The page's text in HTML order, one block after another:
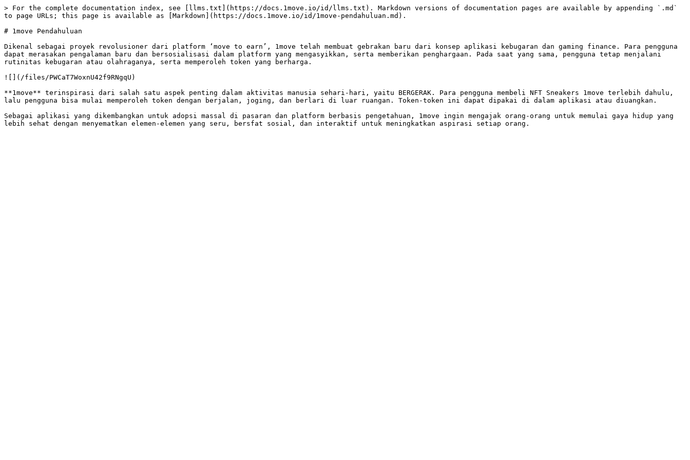
> For the complete documentation index, see [llms.txt](https://docs.1move.io/id/llms.txt). Markdown versions of documentation pages are available by appending `.md`
to page URLs; this page is available as [Markdown](https://docs.1move.io/id/1move-pendahuluan.md).
# 1move Pendahuluan
Dikenal sebagai proyek revolusioner dari platform ‘move to earn’, 1move telah membuat gebrakan baru dari konsep aplikasi kebugaran dan gaming finance. Para pengguna
dapat merasakan pengalaman baru dan bersosialisasi dalam platform yang mengasyikkan, serta memberikan penghargaan. Pada saat yang sama, pengguna tetap menjalani
rutinitas kebugaran atau olahraganya, serta memperoleh token yang berharga.
![](/files/PWCaT7WoxnU42f9RNgqU)
**1move** terinspirasi dari salah satu aspek penting dalam aktivitas manusia sehari-hari, yaitu BERGERAK. Para pengguna membeli NFT Sneakers 1move terlebih dahulu,
lalu pengguna bisa mulai memperoleh token dengan berjalan, joging, dan berlari di luar ruangan. Token-token ini dapat dipakai di dalam aplikasi atau diuangkan.
Sebagai aplikasi yang dikembangkan untuk adopsi massal di pasaran dan platform berbasis pengetahuan, 1move ingin mengajak orang-orang untuk memulai gaya hidup yang